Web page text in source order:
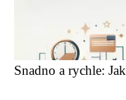
Snadno a rychle: